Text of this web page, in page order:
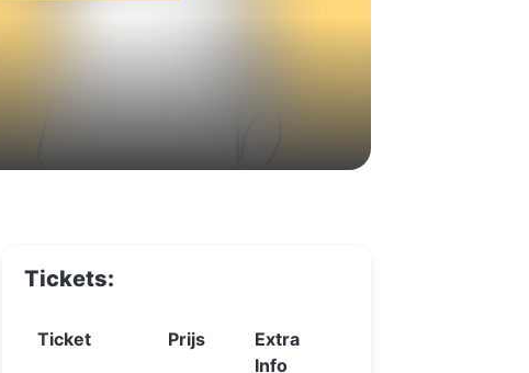
Tickets:
Ticket Prijs
Extra
Info